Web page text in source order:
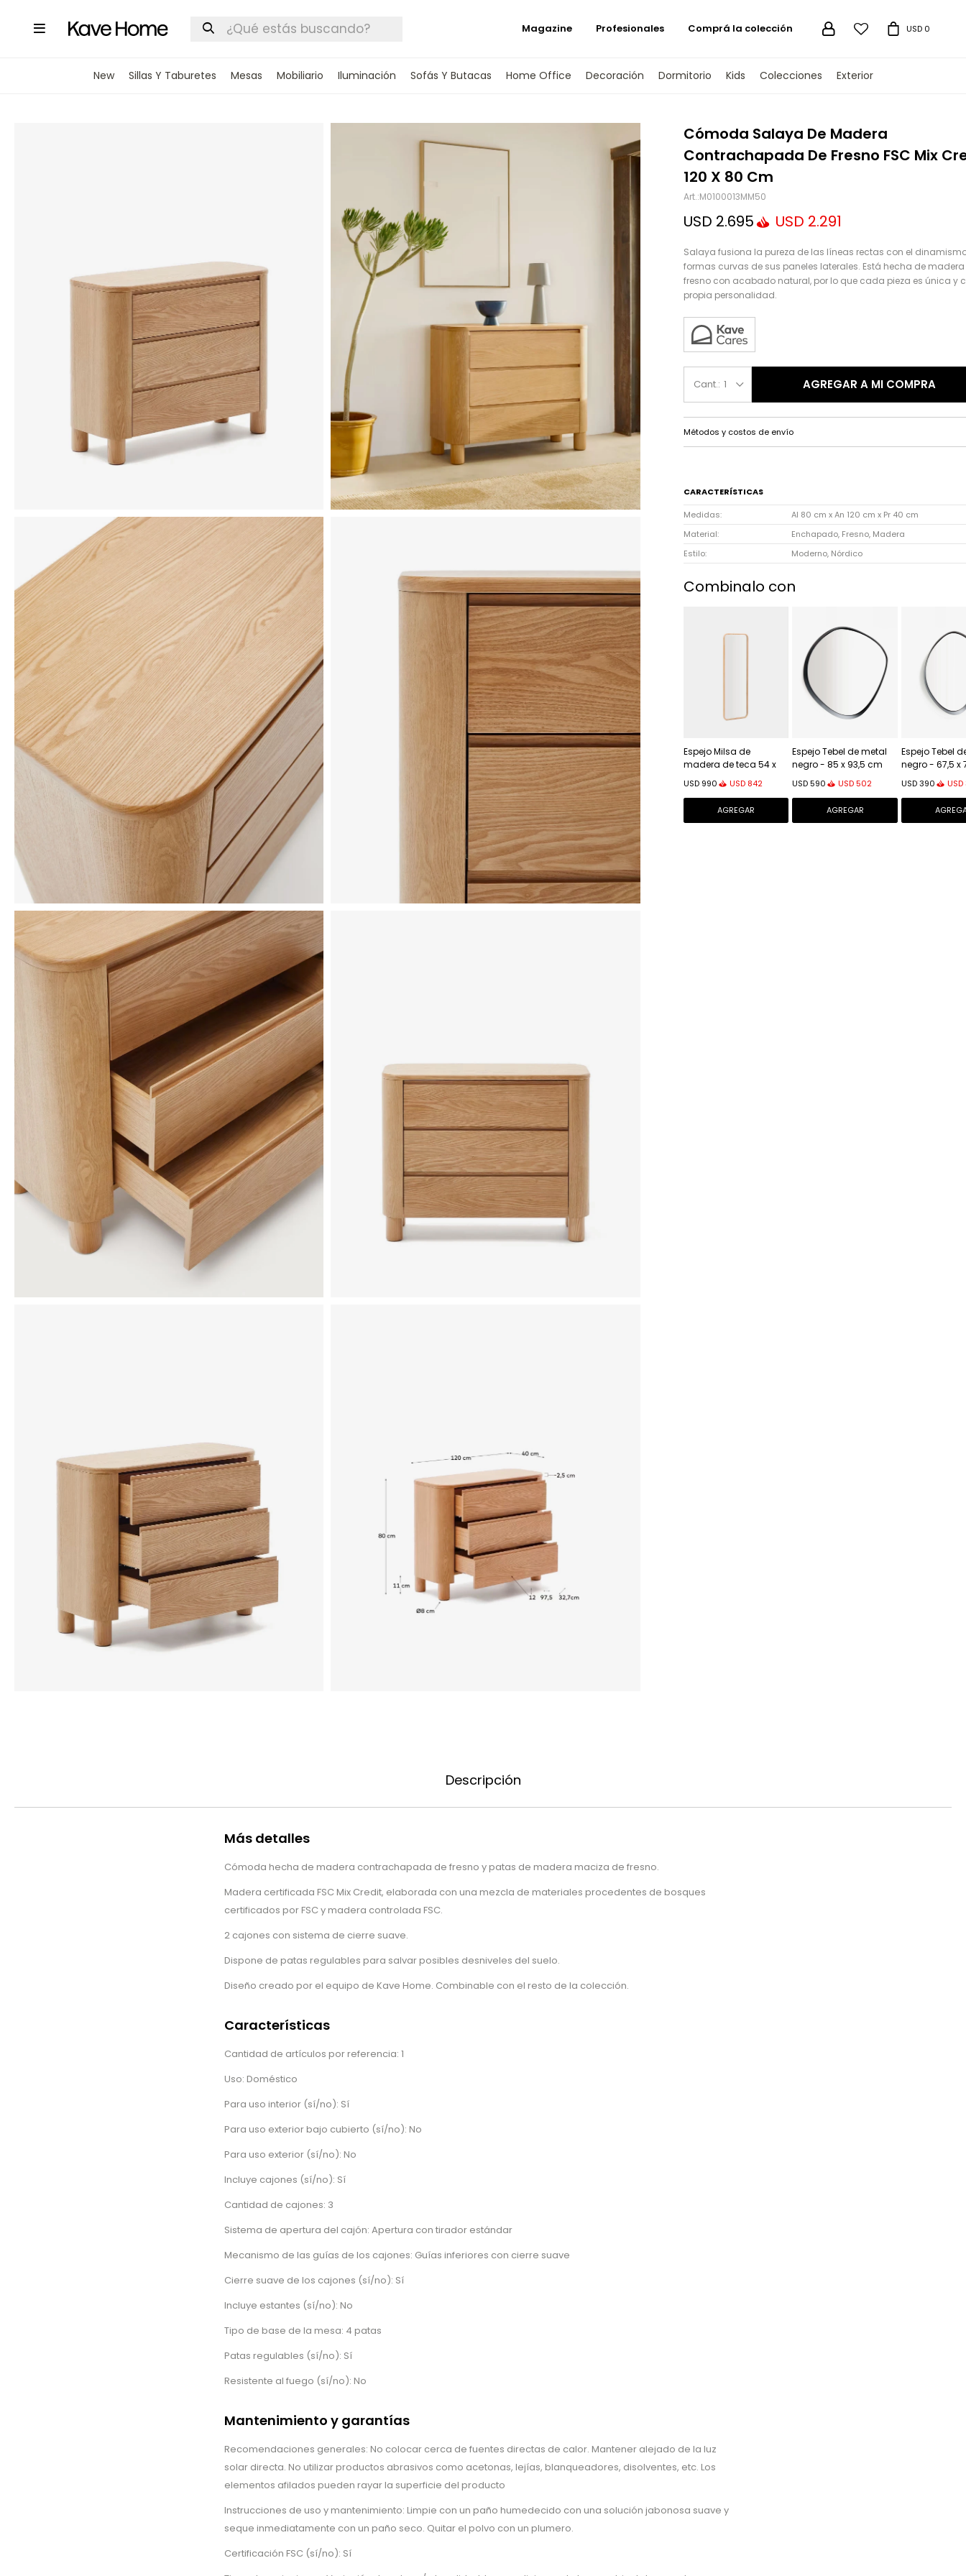

New Sillas Y Taburetes Mesas Mobiliario Iluminación Sofás Y Butacas Home Office Decoración Dormitorio Kids Colecciones Exterior
 USD 0
Magazine Profesionales Comprá la colección
Cómoda Salaya De Madera
Contrachapada De Fresno FSC Mix
120 X 80 Cm
M0100013MM50
USD 2.695 USD 2.291
Salaya fusiona la pureza de las líneas rectas con el
formas curvas de sus paneles laterales. Está hecha de
fresno con acabado natural, por lo que cada pieza es única y
propia personalidad.
1 AGREGAR A MI COMPRA
Métodos y costos de envío
CARACTERÍSTICAS
Medidas
Al 80 cm x An 120 cm x Pr 40 cm
Material
Enchapado, Fresno, Madera
Estilo
Moderno, Nórdico
Combinalo con
Espejo Milsa de
madera de teca 54 x
154 cm FSC 100%
USD 990 USD 842
Espejo Tebel de metal
negro - 85 x 93,5 cm
USD 590 USD 502
Espejo Tebel
negro - 67,5 x
USD390 USD
Descripción
Más detalles
Cómoda hecha de madera contrachapada de fresno y patas de madera maciza de fresno.
Madera certificada FSC Mix Credit, elaborada con una mezcla de materiales procedentes de bosques
certificados por FSC y madera controlada FSC.
2 cajones con sistema de cierre suave.
Dispone de patas regulables para salvar posibles desniveles del suelo.
Diseño creado por el equipo de Kave Home. Combinable con el resto de la colección.
Características
Cantidad de artículos por referencia: 1
Uso: Doméstico
Para uso interior (sí/no): Sí
Para uso exterior bajo cubierto (sí/no): No
Para uso exterior (sí/no): No
Incluye cajones (sí/no): Sí
Cantidad de cajones: 3
Sistema de apertura del cajón: Apertura con tirador estándar
Mecanismo de las guías de los cajones: Guías inferiores con cierre suave
Cierre suave de los cajones (sí/no): Sí
Incluye estantes (sí/no): No
Tipo de base de la mesa: 4 patas
Patas regulables (sí/no): Sí
Resistente al fuego (sí/no): No
Mantenimiento y garantías
Recomendaciones generales: No colocar cerca de fuentes directas de calor. Mantener alejado de la luz
solar directa. No utilizar productos abrasivos como acetonas, lejías, blanqueadores, disolventes, etc. Los
elementos afilados pueden rayar la superficie del producto
Instrucciones de uso y mantenimiento: Limpie con un paño humedecido con una solución jabonosa suave y
seque inmediatamente con un paño seco. Quitar el polvo con un plumero.
Certificación FSC (sí/no): Sí
Correo electrónico
Teléfono